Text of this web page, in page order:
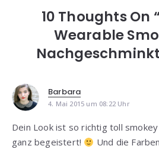
10 Thoughts On
Wearable
Nachgeschminkt
Barbara
4. Mai 2015 um 08:22 Uhr
Dein Look ist so richtig toll
ganz begeistert!
Und die